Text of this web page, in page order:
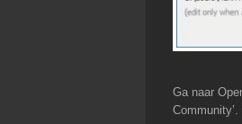
Ga naar